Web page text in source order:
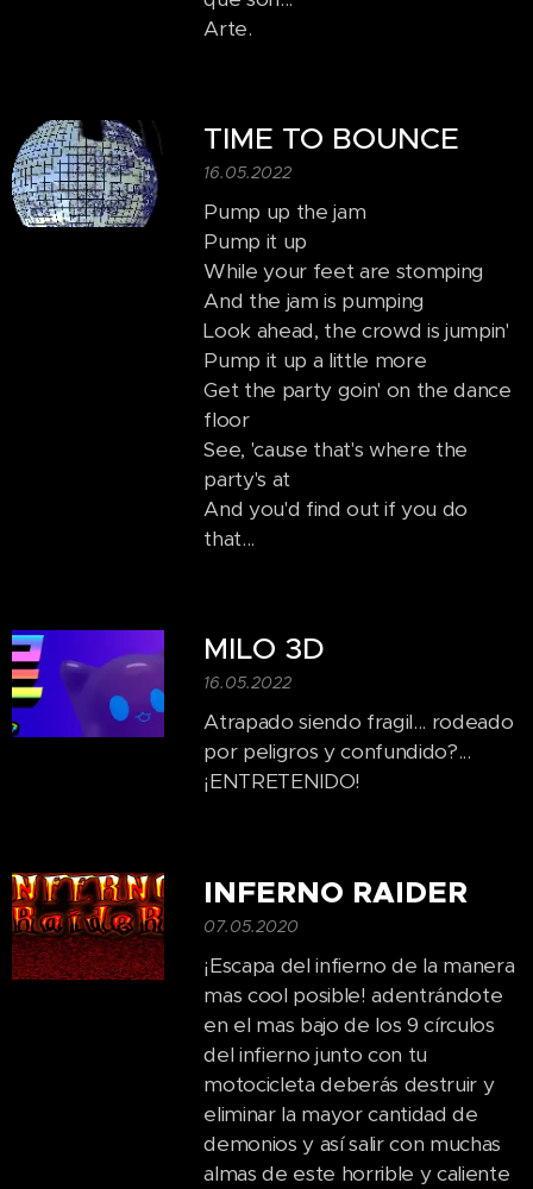
Arte.
TIME TO BOUNCE
16.05.2022
Pump up the jam
Pump it up
While your feet are stomping
And the jam is pumping
Look ahead, the crowd is jumpin'
Pump it up a little more
Get the party goin' on the dance
floor
See, 'cause that's where the
party's at
And you'd find out if you do
that...
MILO 3D
16.05.2022
Atrapado siendo fragil... rodeado
por peligros y confundido?...
¡ENTRETENIDO!
INFERNO RAIDER
07.05.2020
¡Escapa del infierno de la manera
mas cool posible! adentrándote
en el mas bajo de los 9 círculos
del infierno junto con tu
motocicleta deberás destruir y
eliminar la mayor cantidad de
demonios y así salir con muchas
almas de este horrible y caliente